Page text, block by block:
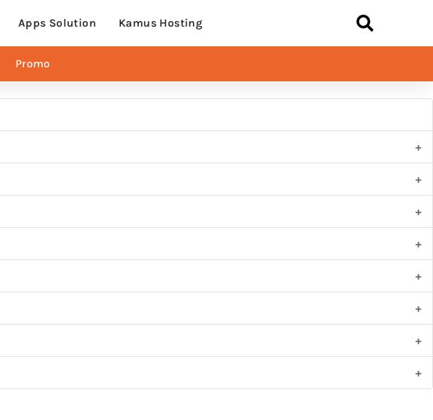
Apps Solution Kamus Hosting
Promo